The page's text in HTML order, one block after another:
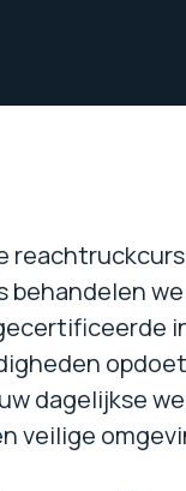
dagelijkse
veilige